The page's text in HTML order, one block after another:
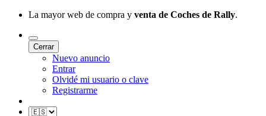
La mayor web de compra y venta de Coches de Rally.
Cerrar
Nuevo anuncio
Entrar
Olvidé mi usuario o clave
Registrarme